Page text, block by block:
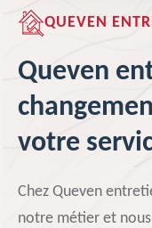
QUEVEN
Queven
votre
Chez Queven
notre métier et